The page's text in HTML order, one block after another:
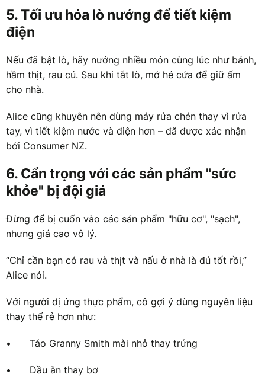
5. Tối ưu hóa lò nướng để tiết kiệm
điện
Nếu đã bật lò, hãy nướng nhiều món cùng lúc như bánh,
hầm thịt, rau củ. Sau khi tắt lò, mở hé cửa để giữ ấm
cho nhà.
Alice cũng khuyên nên dùng máy rửa chén thay vì rửa
tay, vì tiết kiệm nước và điện hơn – đã được xác nhận
bởi Consumer NZ.
6. Cẩn trọng với các sản phẩm "sức
khỏe" bị đội giá
Đừng để bị cuốn vào các sản phẩm "hữu cơ", "sạch",
nhưng giá cao vô lý.
“Chỉ cần bạn có rau và thịt và nấu ở nhà là đủ tốt rồi,”
Alice nói.
Với người dị ứng thực phẩm, cô gợi ý dùng nguyên liệu
thay thế rẻ hơn như:
• Táo Granny Smith mài nhỏ thay trứng
• Dầu ăn thay bơ